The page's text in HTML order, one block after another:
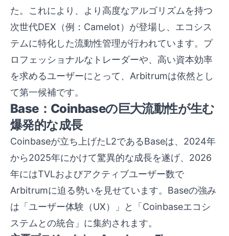
た。これにより、より高度なアルゴリズムを持つ
次世代DEX（例：Camelot）が登場し、エコシス
テムに特化した流動性管理が行われています。プ
ロフェッショナルなトレーダーや、高い資本効率
を求めるユーザーにとって、Arbitrumは依然とし
て第一候補です。
Base：Coinbaseの巨大流動性が生む
爆発的な成長
Coinbaseが立ち上げたL2であるBaseは、2024年
から2025年にかけて驚異的な成長を遂げ、2026
年にはTVLおよびアクティブユーザー数で
Arbitrumに迫る勢いを見せています。Baseの強み
は「ユーザー体験（UX）」と「Coinbaseエコシ
ステムとの統合」に集約されます。